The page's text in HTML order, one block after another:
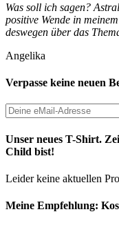
Was soll ich sagen?
positive Wende in
deswegen über das
Angelika
Verpasse keine neuen
Unser neues T-Shirt.
Child bist!
Leider keine aktuellen
Meine Empfehlung: